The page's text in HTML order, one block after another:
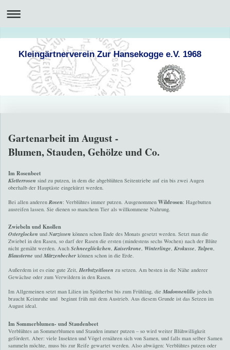
Kleingärtnerverein Zur Hansekogge e.V. 1968
Gartenarbeit im August -
Blumen, Stauden, Gehölze und Co.
Im Rosenbeet
Kletterrosen sind zu putzen, in dem die abgeblühten Seitentriebe auf ein bis zwei Augen
oberhalb der Hauptäste eingekürzt werden.
Bei allen anderen Rosen: Verblühtes immer putzen. Ausgenommen Wildrosen: Hagebutten
ausreifen lassen. Sie dienen so manchem Tier als willkommene Nahrung.
Zwiebeln und Knollen
Osterglocken und Narzissen können schon Ende des Monats gesetzt werden. Setzt man die
Zwiebel in den Rasen, so darf der Rasen die ersten (mindestens sechs Wochen) nach der Blüte
nicht gemäht werden. Auch Schneeglöckchen, Kaiserkrone, Winterlinge, Krokusse, Tulpen,
Blausterne und Märzenbecher können schon in die Erde.
Außerdem ist es eine gute Zeit, Herbstzeitlosen zu setzen. Am besten in die Nähe anderer
Gewächse oder zum Verwildern in den Rasen.
Im Allgemeinen setzt man Lilien im Spätherbst bis zum Frühling, die Madonnenlilie jedoch
braucht Keimruhe und beginnt früh mit dem Austrieb. Aus diesem Grunde ist das Setzen im
August ideal.
Im Sommerblumen- und Staudenbeet
Verblühtes an Sommerblumen und Stauden immer putzen – so wird weiter Blühwilligkeit
gefördert. Aber: viele Insekten und Vögel ernähren sich von Samen, und falls man selber Samen
sammeln möchte, muss bis zur Reife gewartet werden. Also abwägen: Verblühtes putzen oder